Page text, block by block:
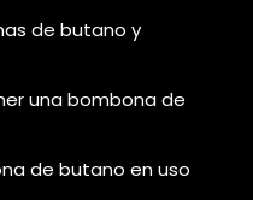
de butano y
una bombona de
de butano en uso